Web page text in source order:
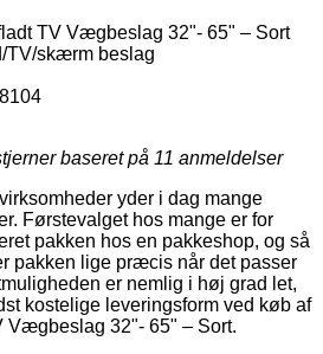
TV Vægbeslag 32"- 65" – Sort
TV/skærm beslag
baseret på 11 anmeldelser
yder i dag mange
Førstevalget hos mange er for
pakken hos en pakkeshop, og så
pakken lige præcis når det passer
er nemlig i høj grad let,
kostelige leveringsform ved køb af
Vægbeslag 32"- 65" – Sort.